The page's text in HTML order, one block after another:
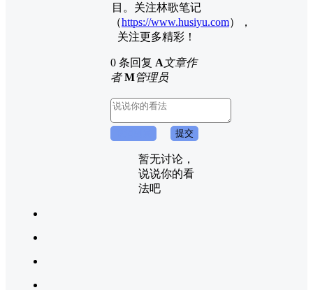
目。关注林歌笔记
（https://www.husiyu.com），
关注更多精彩！
0 条回复 A文章作
者 M管理员
提交
暂无讨论，
说说你的看
法吧